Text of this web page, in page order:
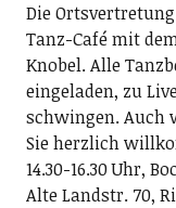
Die
Tanz-Café mit
Knobel. Alle
eingeladen, zu
schwingen. Auch
Sie herzlich
14.30-16.30 Uhr,
Alte Landstr. 70,